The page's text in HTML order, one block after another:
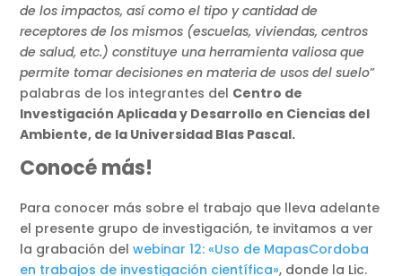
de los impactos, así como el tipo y cantidad de
receptores de los mismos (escuelas, viviendas, centros
de salud, etc.) constituye una herramienta valiosa que
permite tomar decisiones en materia de usos del suelo”
palabras de los integrantes del Centro de
Investigación Aplicada y Desarrollo en Ciencias del
Ambiente, de la Universidad Blas Pascal.
Conocé más!
Para conocer más sobre el trabajo que lleva adelante
el presente grupo de investigación, te invitamos a ver
la grabación delwebinar 12: «Uso de MapasCordoba
en trabajos de investigación científica», donde la Lic.